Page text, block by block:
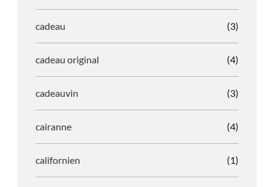
cadeau (3)
cadeau original (4)
cadeauvin (3)
cairanne (4)
californien (1)